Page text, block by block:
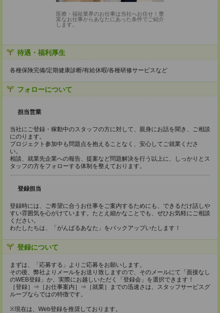
医療・福祉業界のお仕事は当社へお任せ！豊
富なお仕事からあなたにあった条件でご紹介
します。
待遇・福利厚生
各種保険完備/定期健康診断/有給休暇/各種研修サービスなど
フォローについて
担当営業
当社にご登録・稼動中のスタッフの方に対して、親身にお話を聞き、ご相談
にのります。
プロジェクト参加中も問題点を抱えることなく、安心してご就業くださ
い。
相談、就業先企業への報告、提案など問題解決を行う以上に、しっかりとス
タッフの方をフォローする体制を整えております。
登録担当
登録時には、ご希望に合うお仕事をご案内するためにも、できるだけ話しや
すい雰囲気を心がけています。たとえ細かなことでも、ぜひお気軽にご相談
ください。
わたしたちは、「がんばるあなた」をバックアップいたします！
登録について
まずは、「応募する」よりご応募をお願いします。
その後、弊社よりメールをお送り致しますので、そのメールにて「面接なし
のWEB登録」か、実際にお越しいただく「登録会」を選択できます！
［登録］⇒［お仕事案内］⇒［就業］までの迅速さは、スタッフサービスグ
ループならではの特徴です。
※現在は、Web登録を推奨しております。